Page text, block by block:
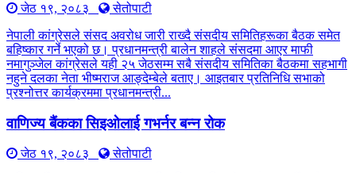
जेठ १९, २०८३
सेतोपाटी
नेपाली कांग्रेसले संसद अवरोध जारी राख्दै संसदीय समितिहरूका बैठक समेत
बहिष्कार गर्ने भएको छ। प्रधानमन्त्री बालेन शाहले संसदमा आएर माफी
नमागुञ्जेल कांग्रेसले यही २५ जेठसम्म सबै संसदीय समितिका बैठकमा सहभागी
नहुने दलका नेता भीष्मराज आङ्देम्बेले बताए। आइतबार प्रतिनिधि सभाको
प्रश्नोत्तर कार्यक्रममा प्रधानमन्त्री...
वाणिज्य बैंकका सिइओलाई गभर्नर बन्न रोक
जेठ १९, २०८३
सेतोपाटी